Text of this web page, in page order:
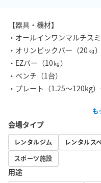
【器具・機材】
・オールインワンマルチス
・オリンピックバー（20㎏）
・EZバー（10㎏）
・ベンチ（1台）
・プレート（1.25～120kg）
・可変式ケトルベル（3.2～
・ダンベル（1～5㎏）
・パラレルグリッププルバー
・ストレッチボール（大・
・ストレッチポール
・フォームローラー
も
会場タイプ
レンタルジム レンタルス
スポーツ施設
用途